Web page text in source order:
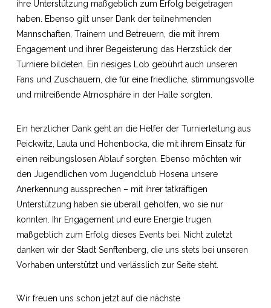
ihre Unterstützung maßgeblich zum Erfolg beigetragen
haben. Ebenso gilt unser Dank der teilnehmenden
Mannschaften, Trainern und Betreuern, die mit ihrem
Engagement und ihrer Begeisterung das Herzstück der
Turniere bildeten. Ein riesiges Lob gebührt auch unseren
Fans und Zuschauern, die für eine friedliche, stimmungsvolle
und mitreißende Atmosphäre in der Halle sorgten.
Ein herzlicher Dank geht an die Helfer der Turnierleitung aus
Peickwitz, Lauta und Hohenbocka, die mit ihrem Einsatz für
einen reibungslosen Ablauf sorgten. Ebenso möchten wir
den Jugendlichen vom Jugendclub Hosena unsere
Anerkennung aussprechen – mit ihrer tatkräftigen
Unterstützung haben sie überall geholfen, wo sie nur
konnten. Ihr Engagement und eure Energie trugen
maßgeblich zum Erfolg dieses Events bei. Nicht zuletzt
danken wir der Stadt Senftenberg, die uns stets bei unseren
Vorhaben unterstützt und verlässlich zur Seite steht.
Wir freuen uns schon jetzt auf die nächste